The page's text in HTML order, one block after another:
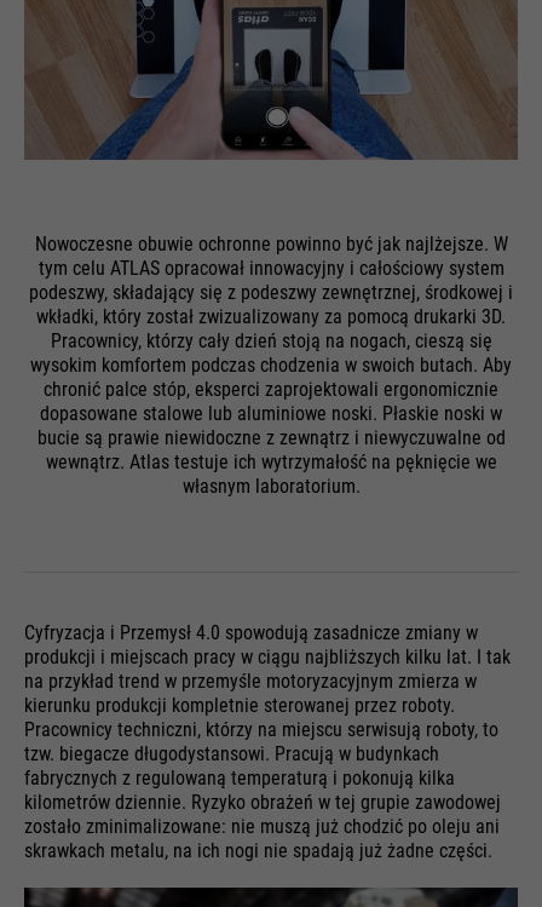
Nowoczesne obuwie ochronne powinno być jak najlżejsze. W
tym celu ATLAS opracował innowacyjny i całościowy system
podeszwy, składający się z podeszwy zewnętrznej, środkowej i
wkładki, który został zwizualizowany za pomocą drukarki 3D.
Pracownicy, którzy cały dzień stoją na nogach, cieszą się
wysokim komfortem podczas chodzenia w swoich butach. Aby
chronić palce stóp, eksperci zaprojektowali ergonomicznie
dopasowane stalowe lub aluminiowe noski. Płaskie noski w
bucie są prawie niewidoczne z zewnątrz i niewyczuwalne od
wewnątrz. Atlas testuje ich wytrzymałość na pęknięcie we
własnym laboratorium.
Cyfryzacja i Przemysł 4.0 spowodują zasadnicze zmiany w
produkcji i miejscach pracy w ciągu najbliższych kilku lat. I tak
na przykład trend w przemyśle motoryzacyjnym zmierza w
kierunku produkcji kompletnie sterowanej przez roboty.
Pracownicy techniczni, którzy na miejscu serwisują roboty, to
tzw. biegacze długodystansowi. Pracują w budynkach
fabrycznych z regulowaną temperaturą i pokonują kilka
kilometrów dziennie. Ryzyko obrażeń w tej grupie zawodowej
zostało zminimalizowane: nie muszą już chodzić po oleju ani
skrawkach metalu, na ich nogi nie spadają już żadne części.